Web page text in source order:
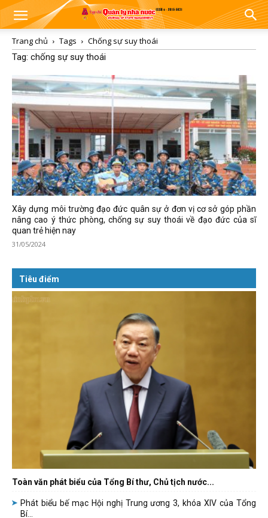
Trang chủ Tags
Chống sự suy thoái
Tag: chống sự suy thoái
Xây dựng môi trường đạo đức quân sự ở đơn vị cơ sở góp phần
nâng cao ý thức phòng, chống sự suy thoái về đạo đức của sĩ
quan trẻ hiện nay
31/05/2024
Tiêu điểm
Toàn văn phát biểu của Tổng Bí thư, Chủ tịch nước...
Phát biểu bế mạc Hội nghị Trung ương 3, khóa XIV của Tổng
Bí...